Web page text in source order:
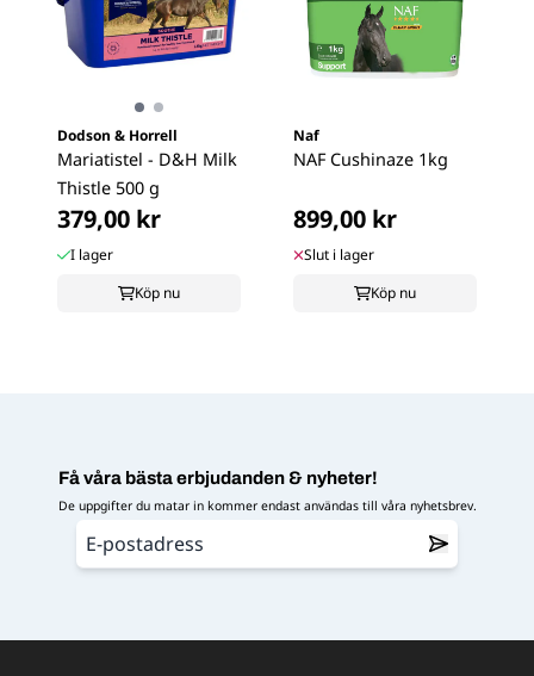
Dodson & Horrell
Mariatistel - D&H Milk
Thistle 500 g
379,00 kr
I lager
Köp nu
Naf
NAF Cushinaze 1kg
899,00 kr
Slut i lager
Köp nu
Få våra bästa erbjudanden & nyheter!
De uppgifter du matar in kommer endast användas till våra nyhetsbrev.